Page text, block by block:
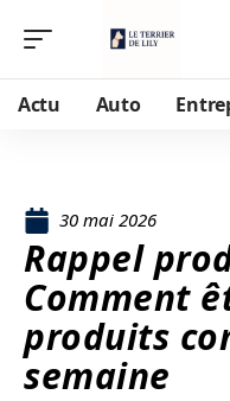
Actu Auto
30 mai 2026
Rappel
Comment
produits
semaine